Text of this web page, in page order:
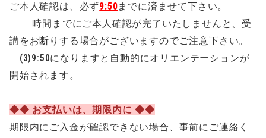
ご本人確認は、必ず9:50までに済ませて下さい。
時間までにご本人確認が完了いたしませんと、受
講をお断りする場合がございますのでご注意下さい。
(3)9:50になりますと自動的にオリエンテーションが
開始されます。
◆◆ お支払いは、期限内に ◆◆
期限内にご入金が確認できない場合、事前にご連絡く